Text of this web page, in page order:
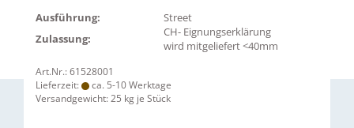
Ausführung:
Street
Zulassung:
CH- Eignungserklärung
wird mitgeliefert <40mm
Art.Nr.: 61528001
Lieferzeit:
ca. 5-10 Werktage
Versandgewicht:25 kg je Stück